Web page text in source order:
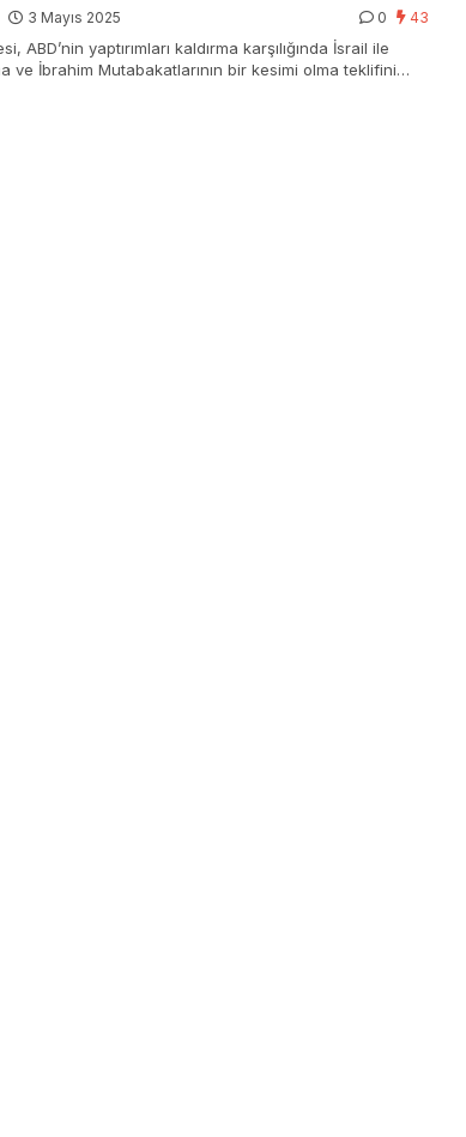
3 Mayıs 2025 0 43
ABD’nin yaptırımları kaldırma karşılığında İsrail ile
ve İbrahim Mutabakatlarının bir kesimi olma teklifini